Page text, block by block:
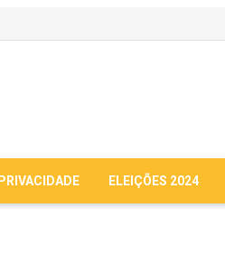
ELEIÇÕES 2024